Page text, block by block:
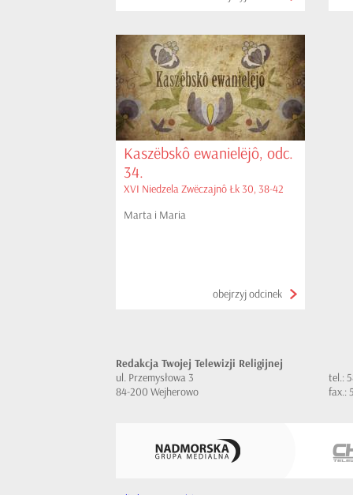
Kaszëbskô ewanielëjô, odc.
34.
XVI Niedzela Zwëczajnô Łk 30, 38-42
Marta i Maria
obejrzyj odcinek
Redakcja Twojej Telewizji Religijnej
ul. Przemysłowa 3
84-200 Wejherowo
tel.:
fax.: